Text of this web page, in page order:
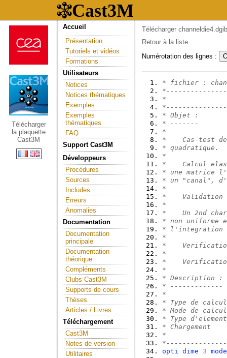
Télécharger
la plaquette
Cast3M
Accueil
Présentation
Tutoriels et vidéos
Formations
Utilisateurs
Notices
Notices thématiques
Exemples
Exemples
thématiques
FAQ
Support Cast3M
Développeurs
Procédures
Sources
Includes
Erreurs
Anomalies
Documentation
Documentation
principale
Documentation
théorique
Compléments
Clubs Cast3M
Supports de cours
Thèses
Articles / Livres
Téléchargement
Cast3M
Notes de version
Utilitaires
Télécharger
Retour à la liste
Numérotation des lignes :
* fichier :
*
*
* -------
*
*    Cas-test de
* quadratique.
*
*    Calcul
* une matrice
* un "canal",
*
*    Validation
*
*    Un 2nd
* non uniforme
* l'integration
*
*    Verification
*
*    Verification
*
* Description :
* -------------
*
* Type de
* Mode de
* Type
* Chargement
*
opti dime 3 mode